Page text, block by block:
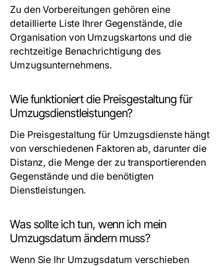
Zu den Vorbereitungen gehören eine
detaillierte Liste Ihrer Gegenstände, die
Organisation von Umzugskartons und die
rechtzeitige Benachrichtigung des
Umzugsunternehmens.
Wie funktioniert die Preisgestaltung für
Umzugsdienstleistungen?
Die Preisgestaltung für Umzugsdienste hängt
von verschiedenen Faktoren ab, darunter die
Distanz, die Menge der zu transportierenden
Gegenstände und die benötigten
Dienstleistungen.
Was sollte ich tun, wenn ich mein
Umzugsdatum ändern muss?
Wenn Sie Ihr Umzugsdatum verschieben